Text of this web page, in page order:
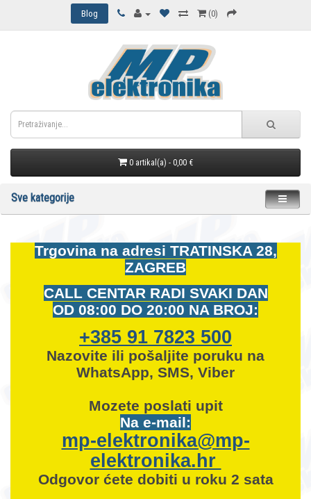
Blog (0)
0 artikal(a) - 0,00 €
Sve kategorije
Trgovina na adresi TRATINSKA 28,
ZAGREB
CALL CENTAR RADI SVAKI DAN
OD 08:00 DO 20:00 NA BROJ:
+385 91 7823 500
Nazovite ili pošaljite poruku na
WhatsApp, SMS, Viber
Mozete poslati upit
Na e-mail:
mp-elektronika@mp-
elektronika.hr
Odgovor ćete dobiti u roku 2 sata